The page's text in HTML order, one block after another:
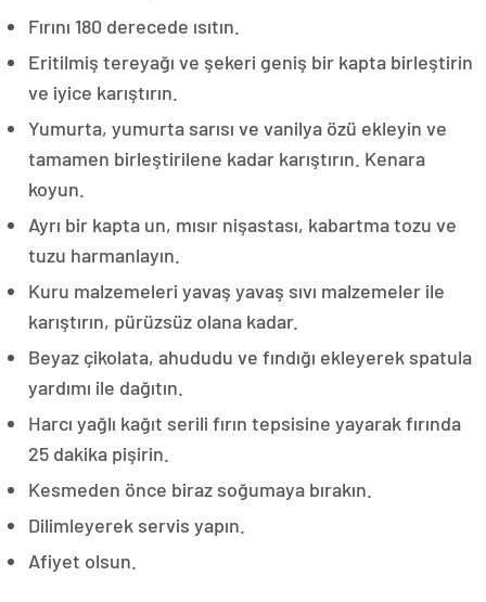
Fırını 180 derecede ısıtın.
Eritilmiş tereyağı ve şekeri geniş bir kapta birleştirin
ve iyice karıştırın.
Yumurta, yumurta sarısı ve vanilya özü ekleyin ve
tamamen birleştirilene kadar karıştırın. Kenara
koyun.
Ayrı bir kapta un, mısır nişastası, kabartma tozu ve
tuzu harmanlayın.
Kuru malzemeleri yavaş yavaş sıvı malzemeler ile
karıştırın, pürüzsüz olana kadar.
Beyaz çikolata, ahududu ve fındığı ekleyerek spatula
yardımı ile dağıtın.
Harcı yağlı kağıt serili fırın tepsisine yayarak fırında
25 dakika pişirin.
Kesmeden önce biraz soğumaya bırakın.
Dilimleyerek servis yapın.
Afiyet olsun.